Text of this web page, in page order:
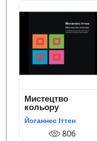
Мистецтво
кольору
Йоганнес Іттен
806